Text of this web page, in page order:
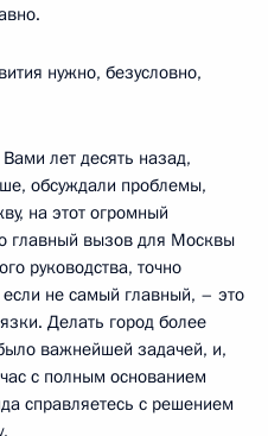
нужно, безусловно,
лет десять назад,
обсуждали проблемы,
на этот огромный
главный вызов для Москвы
руководства, точно
не самый главный, – это
Делать город более
важнейшей задачей, и,
с полным основанием
справляетесь с решением